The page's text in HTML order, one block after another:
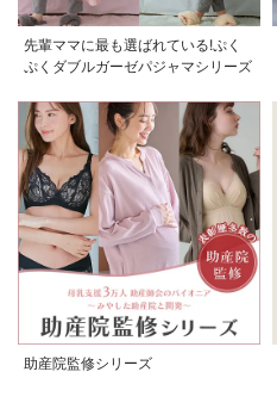
先輩ママに最も選ばれている!ぷく
ぷくダブルガーゼパジャマシリーズ
助産院監修シリーズ